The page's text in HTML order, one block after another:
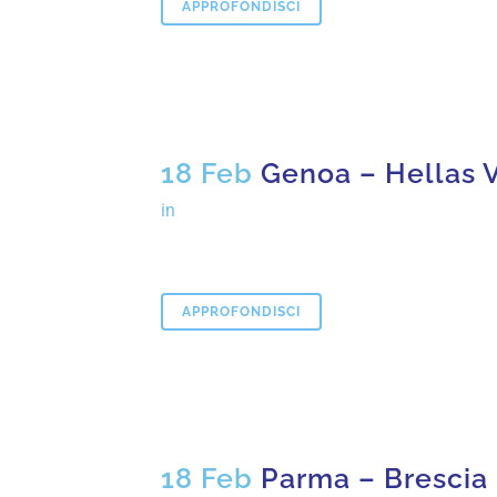
APPROFONDISCI
18 Feb Genoa – Hellas
in
APPROFONDISCI
18 Feb Parma – Brescia